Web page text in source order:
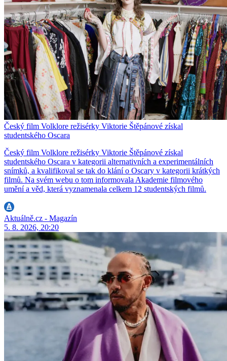
Český film Volklore režisérky Viktorie Štěpánové získal
studentského Oscara
Český film Volklore režisérky Viktorie Štěpánové získal
studentského Oscara v kategorii alternativních a experimentálních
snímků, a kvalifikoval se tak do klání o Oscary v kategorii krátkých
filmů. Na svém webu o tom informovala Akademie filmového
umění a věd, která vyznamenala celkem 12 studentských filmů.
Aktuálně.cz - Magazín
5. 8. 2026, 20:20